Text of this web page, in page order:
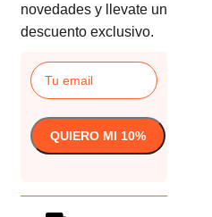
novedades y llevate un
descuento exclusivo.